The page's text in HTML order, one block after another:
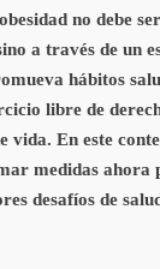
no debe
a través de un
hábitos
libre de
vida. En este
medidas ahora
desafíos de